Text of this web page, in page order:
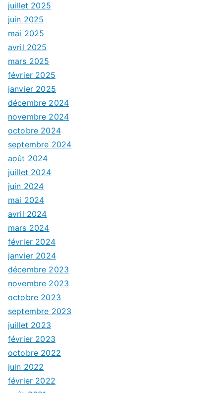
juillet 2025
juin 2025
mai 2025
avril 2025
mars 2025
février 2025
janvier 2025
décembre 2024
novembre 2024
octobre 2024
septembre 2024
août 2024
juillet 2024
juin 2024
mai 2024
avril 2024
mars 2024
février 2024
janvier 2024
décembre 2023
novembre 2023
octobre 2023
septembre 2023
juillet 2023
février 2023
octobre 2022
juin 2022
février 2022